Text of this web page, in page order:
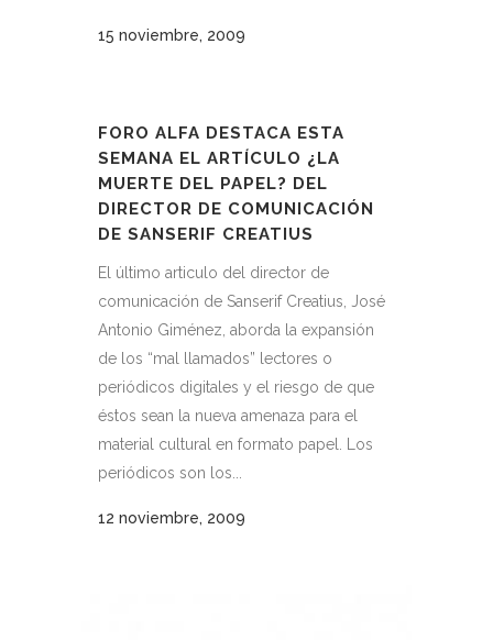
15 noviembre, 2009
FORO ALFA DESTACA ESTA
SEMANA EL ARTÍCULO ¿LA
MUERTE DEL PAPEL? DEL
DIRECTOR DE COMUNICACIÓN
DE SANSERIF CREATIUS
El último articulo del director de
comunicación de Sanserif Creatius, José
Antonio Giménez, aborda la expansión
de los “mal llamados” lectores o
periódicos digitales y el riesgo de que
éstos sean la nueva amenaza para el
material cultural en formato papel. Los
periódicos son los...
12 noviembre, 2009